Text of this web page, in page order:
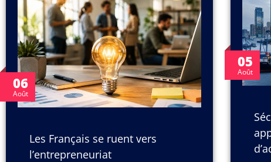
06
Août
Les Français se ruent vers
l’entrepreneuriat
05
Août